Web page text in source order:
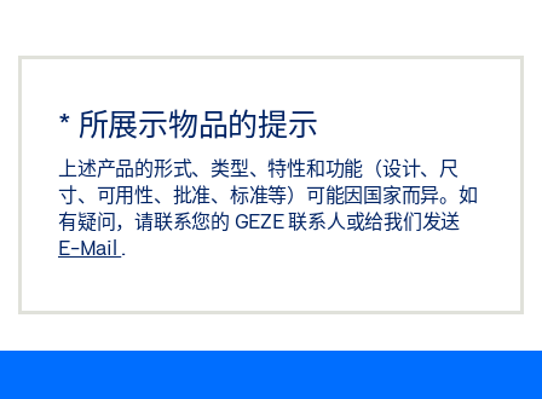
* 所展示物品的提示
上述产品的形式、类型、特性和功能（设计、尺
寸、可用性、批准、标准等）可能因国家而异。如
有疑问，请联系您的 GEZE 联系人或给我们发送
E-Mail .